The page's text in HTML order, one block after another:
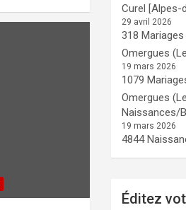
Curel [Alpes-
29 avril 2026
318
Omergues
19 mars 2026
1079
Omergues
Naissances/
19 mars 2026
4844
Éditez